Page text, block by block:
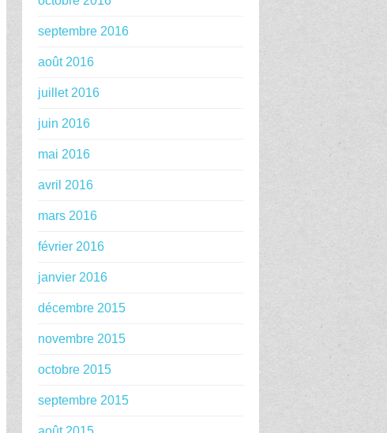
septembre 2016
août 2016
juillet 2016
juin 2016
mai 2016
avril 2016
mars 2016
février 2016
janvier 2016
décembre 2015
novembre 2015
octobre 2015
septembre 2015